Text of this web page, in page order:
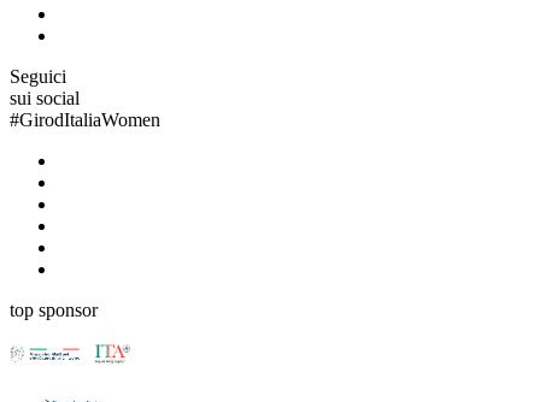
Seguici
sui social
#GirodItaliaWomen
top sponsor